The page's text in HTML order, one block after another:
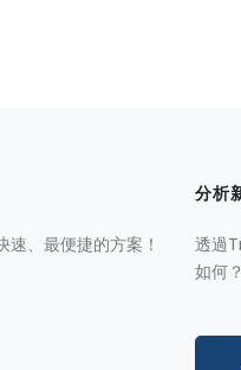
、最便捷的方案！
分析
透過
如何？